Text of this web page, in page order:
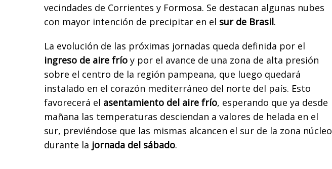
vecindades de Corrientes y Formosa. Se destacan algunas nubes
con mayor intención de precipitar en el sur de Brasil.
La evolución de las próximas jornadas queda definida por el
ingreso de aire frío y por el avance de una zona de alta presión
sobre el centro de la región pampeana, que luego quedará
instalado en el corazón mediterráneo del norte del país. Esto
favorecerá el asentamiento del aire frío, esperando que ya desde
mañana las temperaturas desciendan a valores de helada en el
sur, previéndose que las mismas alcancen el sur de la zona núcleo
durante la jornada del sábado.